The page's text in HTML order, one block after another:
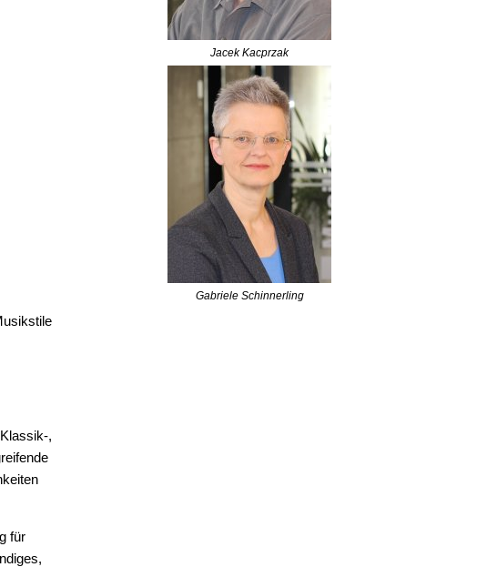
,
für
Jacek Kacprzak
Gabriele Schinnerling